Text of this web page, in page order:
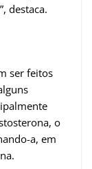
destaca.
ser feitos
o
a, em